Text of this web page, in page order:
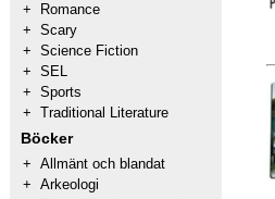
+
Romance
+ Scary
+ Science Fiction
+ SEL
+ Sports
+ Traditional Literature
Böcker
+ Allmänt och blandat
+ Arkeologi